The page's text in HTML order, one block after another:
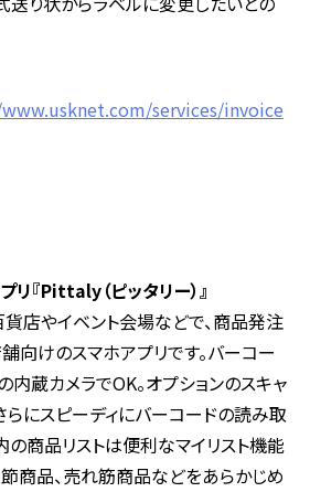
services/invoice
リ『Pittaly（ピッタリー）』
店やイベント会場などで、商品発注
向けのスマホアプリです。バーコー
内蔵カメラでOK。オプションのスキャ
にスピーディにバーコードの読み取
の商品リストは便利なマイリスト機能
商品、売れ筋商品などをあらかじめ